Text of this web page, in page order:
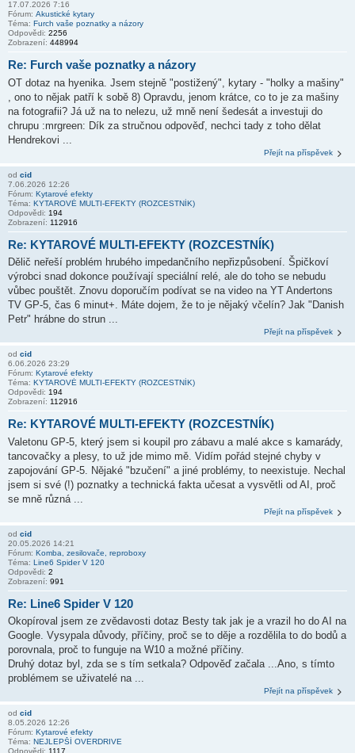
17.07.2026 7:16
Fórum: Akustické kytary
Téma: Furch vaše poznatky a názory
Odpovědi: 2256
Zobrazení: 448994
Re: Furch vaše poznatky a názory
OT dotaz na hyenika. Jsem stejně "postižený", kytary - "holky a mašiny"
, ono to nějak patří k sobě 8) Opravdu, jenom krátce, co to je za mašiny
na fotografii? Já už na to nelezu, už mně není šedesát a investuji do
chrupu :mrgreen: Dík za stručnou odpověď, nechci tady z toho dělat
Hendrekovi ...
Přejít na příspěvek
od cid
7.06.2026 12:26
Fórum: Kytarové efekty
Téma: KYTAROVÉ MULTI-EFEKTY (ROZCESTNÍK)
Odpovědi: 194
Zobrazení: 112916
Re: KYTAROVÉ MULTI-EFEKTY (ROZCESTNÍK)
Dělič neřeší problém hrubého impedančního nepřizpůsobení. Špičkoví
výrobci snad dokonce používají speciální relé, ale do toho se nebudu
vůbec pouštět. Znovu doporučím podívat se na video na YT Andertons
TV GP-5, čas 6 minut+. Máte dojem, že to je nějaký včelín? Jak "Danish
Petr" hrábne do strun ...
Přejít na příspěvek
od cid
6.06.2026 23:29
Fórum: Kytarové efekty
Téma: KYTAROVÉ MULTI-EFEKTY (ROZCESTNÍK)
Odpovědi: 194
Zobrazení: 112916
Re: KYTAROVÉ MULTI-EFEKTY (ROZCESTNÍK)
Valetonu GP-5, který jsem si koupil pro zábavu a malé akce s kamarády,
tancovačky a plesy, to už jde mimo mě. Vidím pořád stejné chyby v
zapojování GP-5. Nějaké "bzučení" a jiné problémy, to neexistuje. Nechal
jsem si své (!) poznatky a technická fakta učesat a vysvětli od AI, proč
se mně různá ...
Přejít na příspěvek
od cid
20.05.2026 14:21
Fórum: Komba, zesilovače, reproboxy
Téma: Line6 Spider V 120
Odpovědi: 2
Zobrazení: 991
Re: Line6 Spider V 120
Okopíroval jsem ze zvědavosti dotaz Besty tak jak je a vrazil ho do AI na
Google. Vysypala důvody, příčiny, proč se to děje a rozdělila to do bodů a
porovnala, proč to funguje na W10 a možné příčiny.
Druhý dotaz byl, zda se s tím setkala? Odpověď začala ...Ano, s tímto
problémem se uživatelé na ...
Přejít na příspěvek
od cid
8.05.2026 12:26
Fórum: Kytarové efekty
Téma: NEJLEPŠÍ OVERDRIVE
Odpovědi: 1117